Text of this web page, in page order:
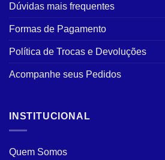
Dúvidas mais frequentes
Formas de Pagamento
Política de Trocas e Devoluções
Acompanhe seus Pedidos
INSTITUCIONAL
Quem Somos